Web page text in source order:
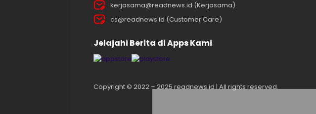
kerjasama@readnews.id (Kerjasama)
cs@readnews.id (Customer Care)
Jelajahi Berita di Apps Kami
Copyright © 2022 – 2025 readnews.id | All rights reserved.